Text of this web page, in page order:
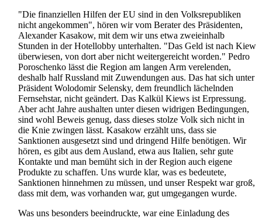
"Die finanziellen Hilfen der EU sind in den Volksrepubliken
nicht angekommen", hören wir vom Berater des Präsidenten,
Alexander Kasakow, mit dem wir uns etwa zweieinhalb
Stunden in der Hotellobby unterhalten. "Das Geld ist nach Kiew
überwiesen, von dort aber nicht weitergereicht worden." Pedro
Poroschenko lässt die Region am langen Arm verelenden,
deshalb half Russland mit Zuwendungen aus. Das hat sich unter
Präsident Wolodomir Selensky, dem freundlich lächelnden
Fernsehstar, nicht geändert. Das Kalkül Kiews ist Erpressung.
Aber acht Jahre aushalten unter diesen widrigen Bedingungen,
sind wohl Beweis genug, dass dieses stolze Volk sich nicht in
die Knie zwingen lässt. Kasakow erzählt uns, dass sie
Sanktionen ausgesetzt sind und dringend Hilfe benötigen. Wir
hören, es gibt aus dem Ausland, etwa aus Italien, sehr gute
Kontakte und man bemüht sich in der Region auch eigene
Produkte zu schaffen. Uns wurde klar, was es bedeutete,
Sanktionen hinnehmen zu müssen, und unser Respekt war groß,
dass mit dem, was vorhanden war, gut umgegangen wurde.
Was uns besonders beeindruckte, war eine Einladung des